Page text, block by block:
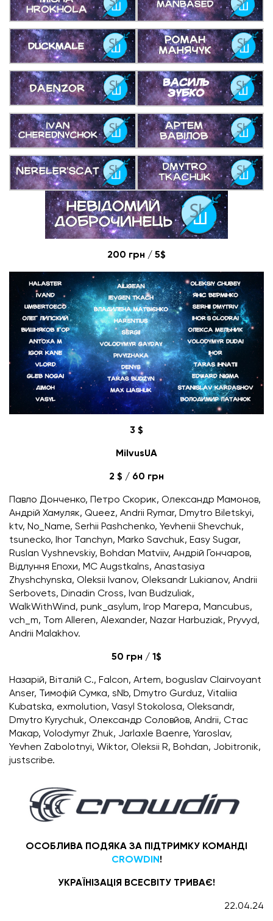
200 грн / 5$
3 $
MilvusUA
2 $ / 60 грн
Павло Донченко, Петро Скорик, Олександр Мамонов,
Андрій Хамуляк, Queez, Andrii Rymar, Dmytro Biletskyi,
ktv, No_Name, Serhii Pashchenko, Yevhenii Shevchuk,
tsunecko, Ihor Tanchyn, Marko Savchuk, Easy Sugar,
Ruslan Vyshnevskiy, Bohdan Matviiv, Андрій Гончаров,
Відлуння Епохи, MC Augstkalns, Anastasiya
Zhyshchynska, Oleksii Ivanov, Oleksandr Lukianov, Andrii
Serbovets, Dinadin Cross, Ivan Budzuliak,
WalkWithWind, punk_asylum, Ігор Магера, Mancubus,
vch_m, Tom Alleren, Alexander, Nazar Harbuziak, Pryvyd,
Andrii Malakhov.
50 грн / 1$
Назарій, Віталій С., Falcon, Artem, boguslav Clairvoyant
Anser, Тимофій Сумка, sNb, Dmytro Gurduz, Vitaliia
Kubatska, exmolution, Vasyl Stokolosa, Oleksandr,
Dmytro Kyrychuk, Олександр Соловйов, Andrii, Стаc
Макар, Volodymyr Zhuk, Jarlaxle Baenre, Yaroslav,
Yevhen Zabolotnyi, Wiktor, Oleksii R, Bohdan, Jobitronik,
justscribe.
ОСОБЛИВА ПОДЯКА ЗА ПІДТРИМКУ КОМАНДІ
CROWDIN!
УКРАЇНІЗАЦІЯ ВСЕСВІТУ ТРИВАЄ!
22.04.24